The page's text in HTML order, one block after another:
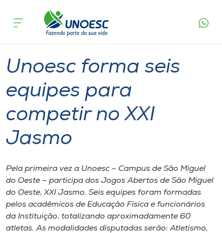
Cursos
Atendimento ao Estudante
Portal de Ensino
A
Internacionalização
acontece
Unoesc forma seis
equipes para
competir no XXI
Jasmo
Pela primeira vez a Unoesc – Campus de São Miguel
do Oeste – participa dos Jogos Abertos de São Miguel
do Oeste, XXI Jasmo. Seis equipes foram formadas
pelos acadêmicos de Educação Física e funcionários
da Instituição, totalizando aproximadamente 60
atletas. As modalidades disputadas serão: Atletismo,